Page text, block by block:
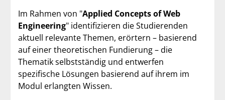
Im Rahmen von "Applied Concepts of Web
Engineering" identifizieren die Studierenden
aktuell relevante Themen, erörtern – basierend
auf einer theoretischen Fundierung – die
Thematik selbstständig und entwerfen
spezifische Lösungen basierend auf ihrem im
Modul erlangten Wissen.